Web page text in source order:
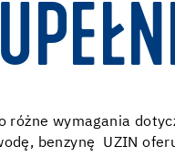
wymagania
benzynę UZIN